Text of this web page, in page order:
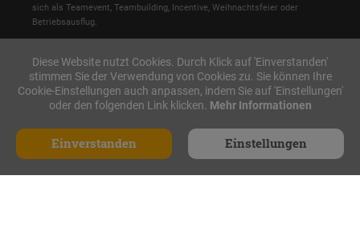
sich als Teamevent, Teambuilding, Incentive, Weihnachtsfeier oder
Betriebsausflug.
Made with ♥ in Nürnberg
Diese Website nutzt Cookies. Durch Klick auf 'Einverstanden'
stimmen Sie der Verwendung von Cookies zu. Sie können Ihre
Cookie-Einstellungen auch anpassen, indem Sie auf 'Einstellungen'
oder den folgenden Link klicken. Mehr Informationen
Einverstanden Einstellungen